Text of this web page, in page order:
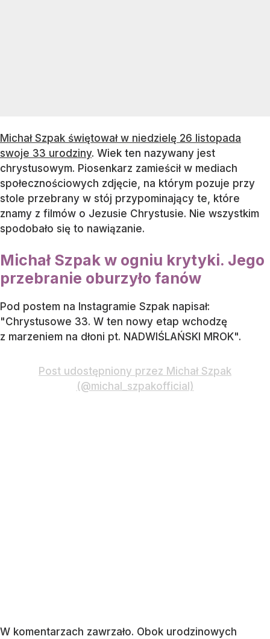
Michał Szpak świętował w niedzielę 26 listopada
swoje 33 urodziny. Wiek ten nazywany jest
chrystusowym. Piosenkarz zamieścił w mediach
społecznościowych zdjęcie, na którym pozuje przy
stole przebrany w stój przypominający te, które
znamy z filmów o Jezusie Chrystusie. Nie wszystkim
spodobało się to nawiązanie.
Michał Szpak w ogniu krytyki. Jego
przebranie oburzyło fanów
Pod postem na Instagramie Szpak napisał:
"Chrystusowe 33. W ten nowy etap wchodzę
z marzeniem na dłoni pt. NADWIŚLAŃSKI MROK".
Post udostępniony przez Michał Szpak
(@michal_szpakofficial)
W komentarzach zawrzało. Obok urodzinowych